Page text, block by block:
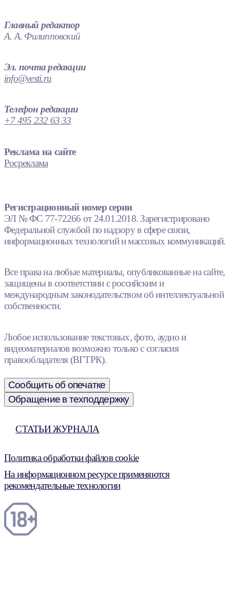
Главный редактор
А. А. Филипповский
Эл. почта редакции
info@vesti.ru
Телефон редакции
+7 495 232 63 33
Реклама на сайте
Росреклама
Регистрационный номер серии
ЭЛ № ФС 77-72266 от 24.01.2018. Зарегистрировано
Федеральной службой по надзору в сфере связи,
информационных технологий и массовых коммуникаций.
Все права на любые материалы, опубликованные на сайте,
защищены в соответствии с российским и
международным законодательством об интеллектуальной
собственности.
Любое использование текстовых, фото, аудио и
видеоматериалов возможно только с согласия
правообладателя (ВГТРК).
Сообщить об опечатке
Обращение в техподдержку
СТАТЬИ ЖУРНАЛА
Политика обработки файлов cookie
На информационном ресурсе применяются
рекомендательные технологии